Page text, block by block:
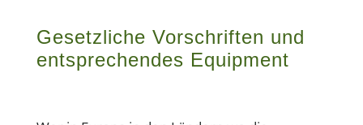
Gesetzliche Vorschriften und
entsprechendes Equipment